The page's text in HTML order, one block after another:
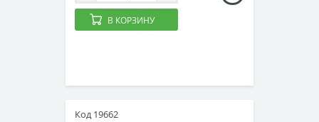
В КОРЗИНУ
Код 19662